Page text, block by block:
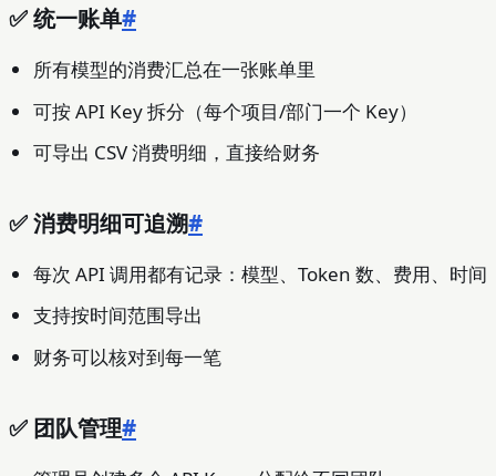
✅ 统一账单#
所有模型的消费汇总在一张账单里
可按 API Key 拆分（每个项目/部门一个 Key）
可导出 CSV 消费明细，直接给财务
✅ 消费明细可追溯#
每次 API 调用都有记录：模型、Token 数、费用、时间
支持按时间范围导出
财务可以核对到每一笔
✅ 团队管理#